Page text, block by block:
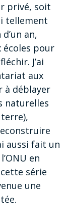
privé, soit
tellement
an,
écoles pour
J’ai
aux
à déblayer
naturelles
aussi fait un
en
série
une